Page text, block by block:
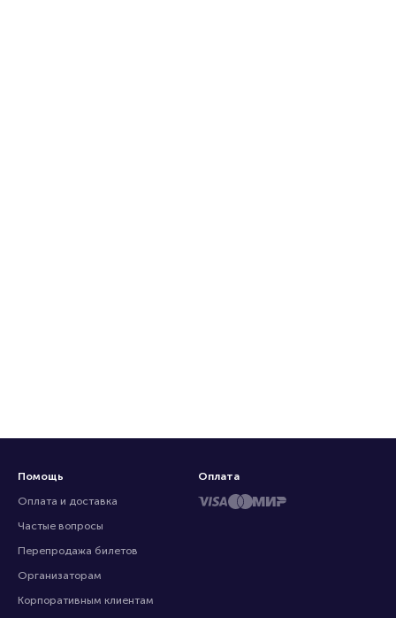
Помощь
Оплата и доставка
Частые вопросы
Перепродажа билетов
Организаторам
Корпоративным клиентам
Оплата